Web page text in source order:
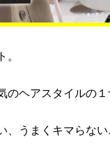
ヘアスタイルの１
、うまくキマらな